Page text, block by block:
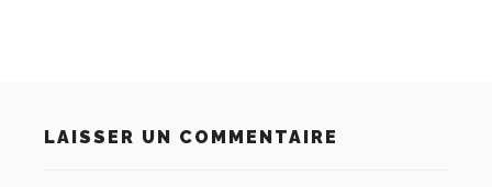
LAISSER UN COMMENTAIRE